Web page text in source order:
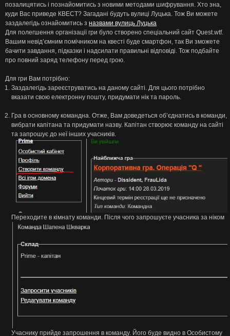
позалицятись і познайомитись з новими методами шифрування. Хто зна,
куди Вас приведе КВЕСТ? Загадані будуть вулиці Луцька. Тож Ви можете
заздалегідь ознайомитись з назвами вулиць Луцька
Для полегшення організації гри було створено спеціальний сайт Quest.wtf.
Вашим невід’ємним помічником на квесті буде смартфон, так Ви зможете
бачити завдання, підказки і надсилати правильні відповіді. Тож подбайте
про повний заряд телефону перед грою.
Для гри Вам потрібно:
Заздалегідь зареєструватись на даному сайті. Для цього потрібно
вказати свою електронну пошту, придумати нік та пароль.
Гра в основному командна. Отже, Вам доведеться об’єднатись в команди,
вибрати капітана та придумати назву. Капітан створює команду на сайті
та запрошує до неї інших учасників.
Переходите в кімнату команди. Після чого запрошуєте учасника за ніком
Учаснику прийде запрошення в команду. Його буде видно в Особистому